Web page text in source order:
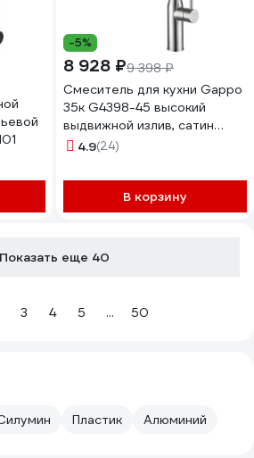
-5%
8 928 ₽9 398 ₽
Смеситель для кухни Gappo
35к G4398-45 высокий
выдвижной излив, сатин
547118
4.9(24)
В корзину
Показать еще 40
3 4 5 ... 50
Пластик Алюминий